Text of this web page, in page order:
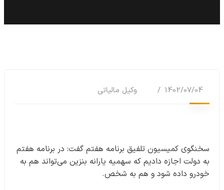
1402/07/04 وکیل مالیاتی
سخنگوی کمیسیون تلفیق برنامه هفتم گفت: در برنامه هفتم
به دولت اجازه دادیم که سهمیه یارانه بنزین می‌تواند هم به
خودرو داده شود و هم به شخص.